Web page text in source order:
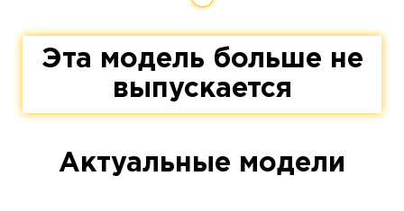
Эта модель больше не
выпускается
Актуальные модели